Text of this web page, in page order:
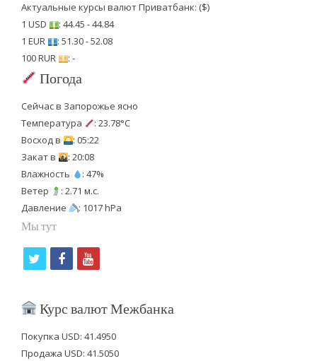
Актуальные курсы валют Приватбанк: ($)
1 USD
: 44.45 - 44.84
1 EUR
: 51.30 - 52.08
100 RUR
: -
Погода
Сейчас в Запорожье ясно
Температура
: 23.78°C
Восход в
: 05:22
Закат в
: 20:08
Влажность
: 47%
Ветер
: 2.71 м.с.
Давление
: 1017 hPa
Мы тут
i
t
f
c
b
y
u
u
Курс валют Межбанка
Покупка USD: 41.4950
Продажа USD: 41.5050